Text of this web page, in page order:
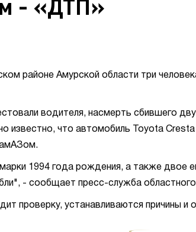
- «ДТП»
районе Амурской области три
водителя, насмерть сбившего
известно, что автомобиль Toyota
1994 года рождения, а также двое
- сообщает пресс-служба
проверку, устанавливаются причины